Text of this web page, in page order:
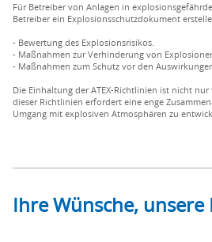
Für Betreiber von Anlagen in
Betreiber ein Explosionsschutzdokument
- Bewertung des Explosionsrisikos.
- Maßnahmen zur Verhinderung von
- Maßnahmen zum Schutz vor den
Die Einhaltung der ATEX-Richtlinien ist nicht
dieser Richtlinien erfordert eine enge
Umgang mit explosiven Atmosphären zu
Ihre Wünsche,